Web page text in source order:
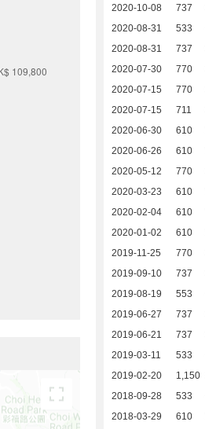
2020-10-08
737
2020-08-31
533
2020-08-31
737
2020-07-30
770
2020-07-15
770
2020-07-15
711
2020-06-30
610
2020-06-26
610
2020-05-12
770
2020-03-23
610
2020-02-04
610
2020-01-02
610
2019-11-25
770
2019-09-10
737
2019-08-19
553
2019-06-27
737
2019-06-21
737
2019-03-11
533
2019-02-20
1,150
2018-09-28
533
2018-03-29
610